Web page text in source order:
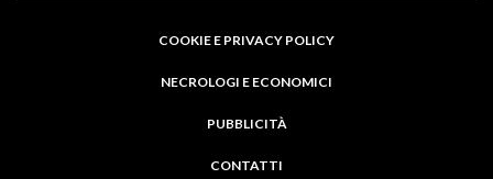
COOKIE E PRIVACY POLICY
NECROLOGI E ECONOMICI
PUBBLICITÀ
CONTATTI